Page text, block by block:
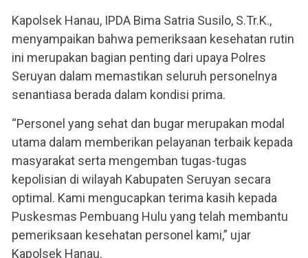
Kapolsek Hanau, IPDA Bima Satria Susilo, S.Tr.K.,
menyampaikan bahwa pemeriksaan kesehatan rutin
ini merupakan bagian penting dari upaya Polres
Seruyan dalam memastikan seluruh personelnya
senantiasa berada dalam kondisi prima.
“Personel yang sehat dan bugar merupakan modal
utama dalam memberikan pelayanan terbaik kepada
masyarakat serta mengemban tugas-tugas
kepolisian di wilayah Kabupaten Seruyan secara
optimal. Kami mengucapkan terima kasih kepada
Puskesmas Pembuang Hulu yang telah membantu
pemeriksaan kesehatan personel kami,” ujar
Kapolsek Hanau.